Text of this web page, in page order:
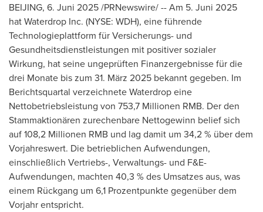
BEIJING, 6. Juni 2025/PRNewswire/ -- Am 5. Juni 2025
hat Waterdrop Inc. (NYSE: WDH), eine führende
Technologieplattform für Versicherungs- und
Gesundheitsdienstleistungen mit positiver sozialer
Wirkung, hat seine ungeprüften Finanzergebnisse für die
drei Monate bis zum 31. März 2025 bekannt gegeben. Im
Berichtsquartal verzeichnete Waterdrop eine
Nettobetriebsleistung von 753,7 Millionen RMB. Der den
Stammaktionären zurechenbare Nettogewinn belief sich
auf 108,2 Millionen RMB und lag damit um 34,2 % über dem
Vorjahreswert. Die betrieblichen Aufwendungen,
einschließlich Vertriebs-, Verwaltungs- und F&E-
Aufwendungen, machten 40,3 % des Umsatzes aus, was
einem Rückgang um 6,1 Prozentpunkte gegenüber dem
Vorjahr entspricht.